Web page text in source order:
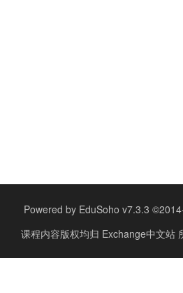
Powered by EduSoho v7.3.3
课程内容版权均归 Exchange中文站